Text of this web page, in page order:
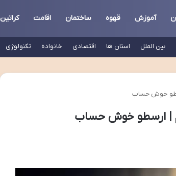
آموزش قهوه ساختمان اقامت کراتین
بین الملل استان ها اقتصادی خانواده تکنولوژی
خوش حساب
| ارسطو خوش حساب